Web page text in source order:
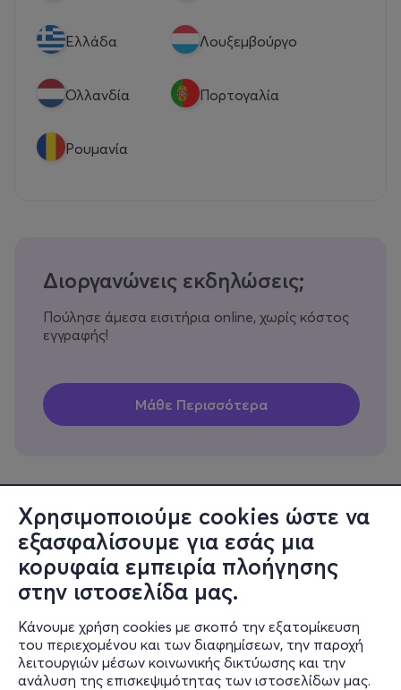
Χρησιμοποιούμε cookies ώστε να
εξασφαλίσουμε για εσάς μια
κορυφαία εμπειρία πλοήγησης
στην ιστοσελίδα μας.
Κάνουμε χρήση cookies με σκοπό την εξατομίκευση
του περιεχομένου και των διαφημίσεων, την παροχή
λειτουργιών μέσων κοινωνικής δικτύωσης και την
ανάλυση της επισκεψιμότητας των ιστοσελίδων μας.
Eλλάδα Λουξεμβούργο
Ολλανδία Πορτογαλία
Ρουμανία
Διοργανώνεις εκδηλώσεις;
Πούλησε άμεσα εισιτήρια online, χωρίς κόστος
εγγραφής!
Πληροφορίες
Υποστήριξη
Stay Connected